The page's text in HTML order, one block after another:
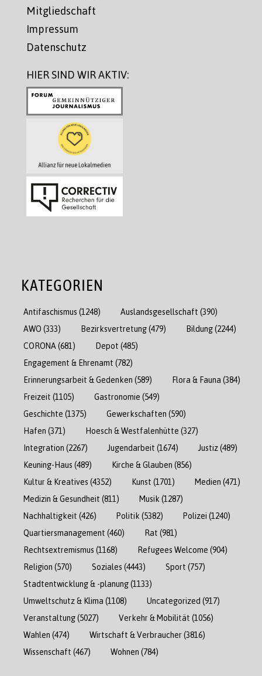
Mitgliedschaft
Impressum
Datenschutz
HIER SIND WIR AKTIV:
KATEGORIEN
Antifaschismus (1248) Auslandsgesellschaft (390)
AWO (333) Bezirksvertretung(479) Bildung(2244)
CORONA (681) Depot (485)
Engagement & Ehrenamt (782)
Erinnerungsarbeit & Gedenken (589) Flora & Fauna (384)
Freizeit (1105) Gastronomie (549)
Geschichte (1375) Gewerkschaften (590)
Hafen (371) Hoesch & Westfalenhütte (327)
Integration (2267) Jugendarbeit (1674) Justiz(489)
Keuning-Haus (489) Kirche & Glauben (856)
Kultur & Kreatives (4352) Kunst (1701) Medien (471)
Medizin & Gesundheit (811) Musik (1287)
Nachhaltigkeit (426) Politik (5382) Polizei (1240)
Quartiersmanagement (460) Rat (981)
Rechtsextremismus (1168) Refugees Welcome (904)
Religion (570) Soziales (4443) Sport (757)
Stadtentwicklung & -planung(1133)
Umweltschutz & Klima (1108) Uncategorized (917)
Veranstaltung(5027) Verkehr & Mobilität (1056)
Wahlen (474) Wirtschaft & Verbraucher(3816)
Wissenschaft (467) Wohnen (784)